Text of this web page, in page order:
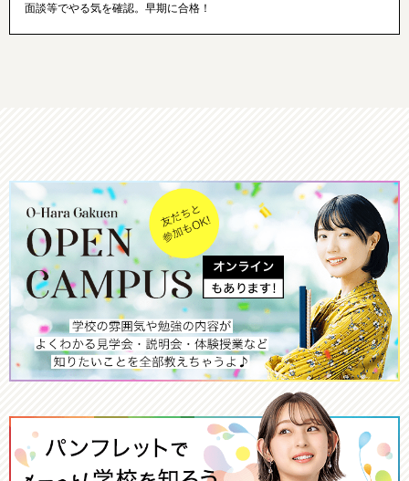
面談等でやる気を確認。早期に合格！